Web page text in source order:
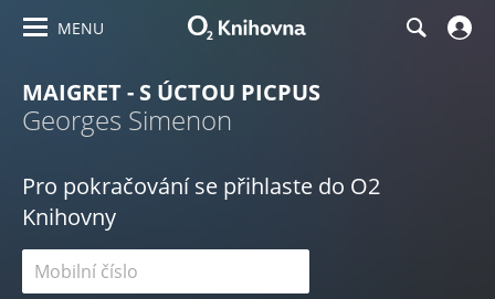
MENU
MAIGRET - S ÚCTOU PICPUS
Georges Simenon
Pro pokračování se přihlaste do O2
Knihovny